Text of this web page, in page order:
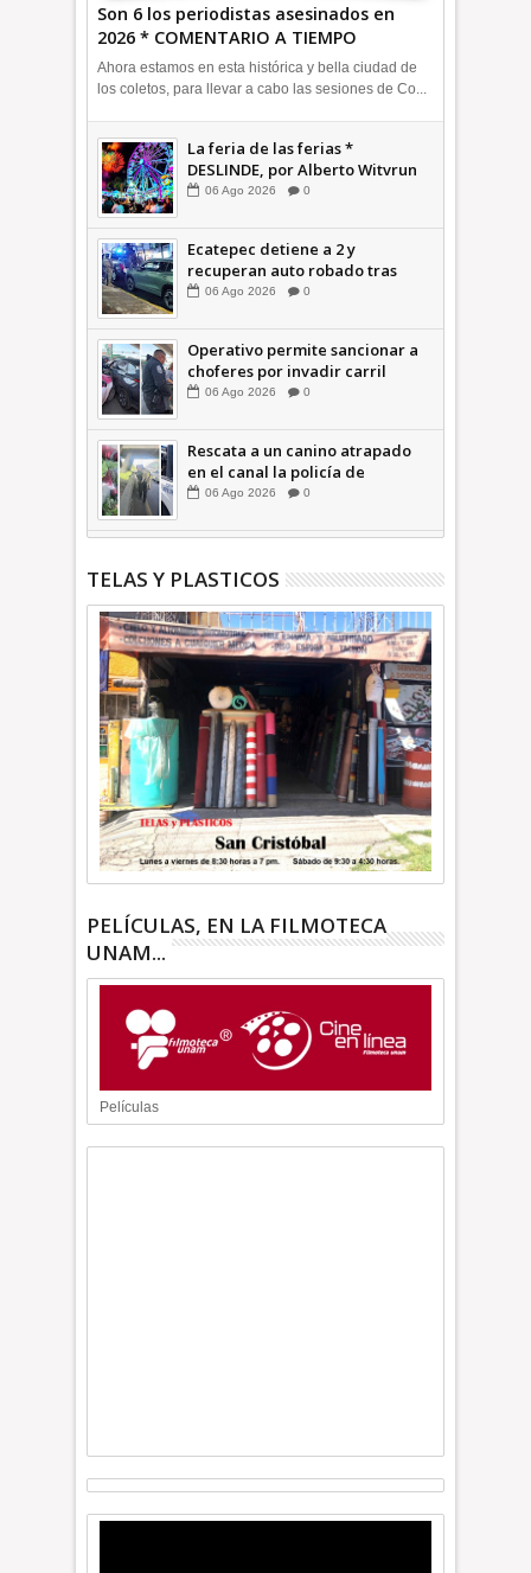
Son 6 los periodistas asesinados en
2026 * COMENTARIO A TIEMPO
Ahora estamos en esta histórica y bella ciudad de
los coletos, para llevar a cabo las sesiones de Co...
La feria de las ferias *
DESLINDE, por Alberto Witvrun
06 Ago 2026 0
Ecatepec detiene a 2 y
recuperan auto robado tras
operativo con Tecámac +Video
06 Ago 2026 0
Operativo permite sancionar a
choferes por invadir carril
confinado: Ecatepec +Video |
06 Ago 2026 0
Rescata a un canino atrapado
en el canal la policía de
Ecatepec INFORMATIVA
06 Ago 2026 0
TELAS Y PLASTICOS
PELÍCULAS, EN LA FILMOTECA
UNAM...
Películas